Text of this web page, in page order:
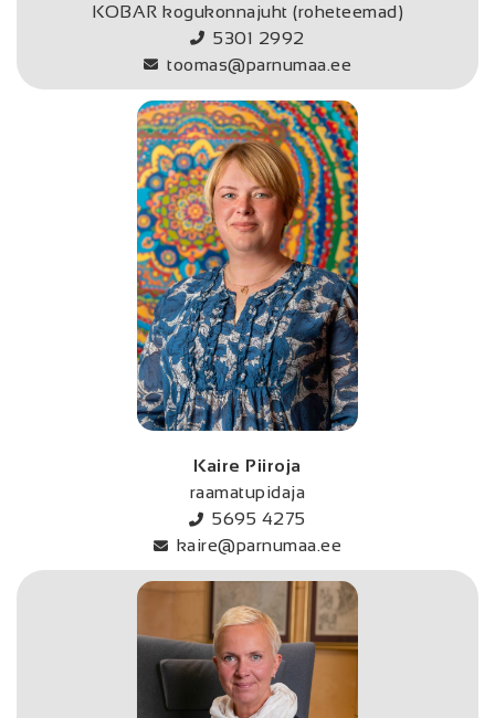
KOBAR kogukonnajuht (roheteemad)
5301 2992
toomas@parnumaa.ee
Kaire Piiroja
raamatupidaja
5695 4275
kaire@parnumaa.ee